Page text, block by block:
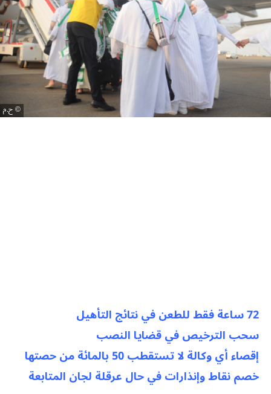
ح.م
72 ساعة فقط للطعن في نتائج التأهيل
سحب الترخيص في قضايا النصب
إقصاء أي وكالة لا تستقطب 50 بالمائة من حصتها
خصم نقاط وإنذارات في حال عرقلة لجان المتابعة